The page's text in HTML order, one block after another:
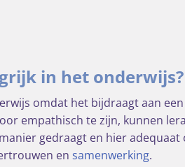
in het onderwijs?
omdat het bijdraagt aan
empathisch te zijn, kunnen
gedraagt en hier adequaat
en samenwerking.